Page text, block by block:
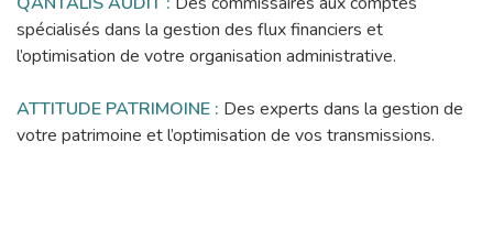
spécialisés dans la gestion des flux financiers et
l’optimisation de votre organisation administrative.
ATTITUDE PATRIMOINE : Des experts dans la gestion de
votre patrimoine et l’optimisation de vos transmissions.